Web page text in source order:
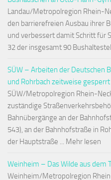
Landau/Metropolregion Rhein-
den barrierefreien Ausbau ihrer
und verbessert damit Schritt für
32 der insgesamt 90
SÜW – Arbeiten der Deutschen
und Rohrbach zeitweise gesperrt
SÜW/Metropolregion Rhein-
zuständige
Bahnübergänge an der
543), an der Bahnhofstraße in
der Hauptstraße ... Mehr lesen
Weinheim – Das Wilde aus dem
Weinheim/Metropolregion